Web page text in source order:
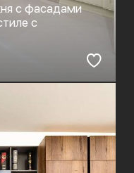
с фасадами
с